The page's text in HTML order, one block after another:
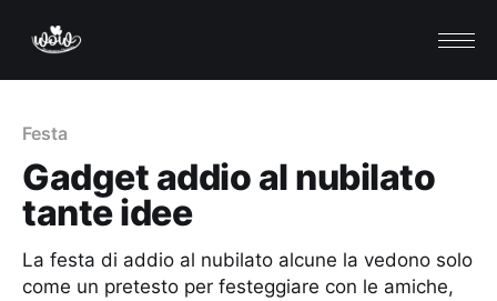
Festa
Gadget addio al nubilato
tante idee
La festa di addio al nubilato alcune la vedono solo
come un pretesto per festeggiare con le amiche,